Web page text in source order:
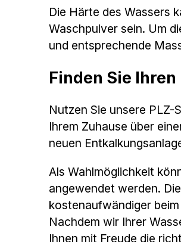
Die Härte des Wassers
Waschpulver sein. Um
und entsprechende
Finden Sie
Nutzen Sie unsere
Ihrem Zuhause über
neuen
Als Wahlmöglichkeit
angewendet werden.
kostenaufwändiger
Nachdem wir Ihrer
Ihnen mit Freude die